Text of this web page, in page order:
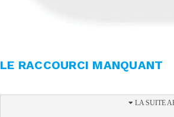
LE RACCOURCI MANQUANT